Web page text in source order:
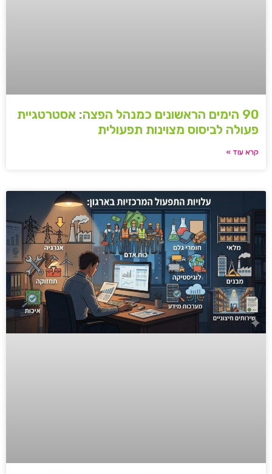
90 הימים הראשונים כמנהל הפצה: אסטרטגיית
פעולה לביסוס מצוינות תפעולית
קרא עוד »